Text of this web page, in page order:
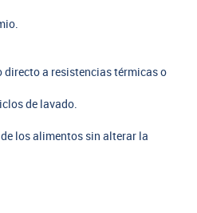
directo a resistencias térmicas o
de lavado.
los alimentos sin alterar la